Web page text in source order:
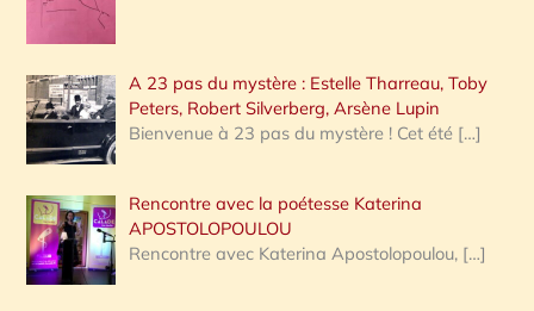
A 23 pas du mystère : Estelle Tharreau, Toby
Peters, Robert Silverberg, Arsène Lupin
Bienvenue à 23 pas du mystère ! Cet été […]
Rencontre avec la poétesse Katerina
APOSTOLOPOULOU
Rencontre avec Katerina Apostolopoulou, […]